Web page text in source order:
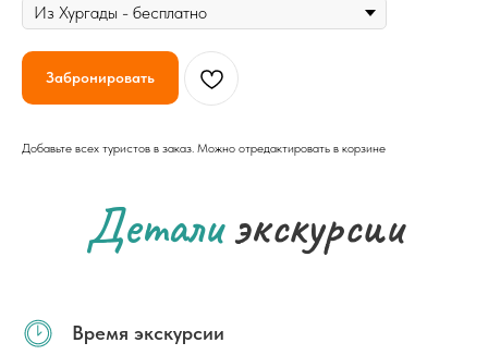
Забронировать
Добавьте всех туристов в заказ. Можно отредактировать в корзине
Деталиэкскурсии
Время экскурсии